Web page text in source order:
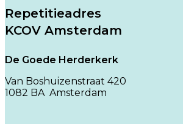
Repetitieadres
KCOV Amsterdam
De Goede Herderkerk
Van Boshuizenstraat 420
1082 BA Amsterdam